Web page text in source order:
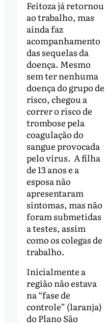
Feitoza já retornou
ao trabalho, mas
ainda faz
acompanhamento
das sequelas da
doença. Mesmo
sem ter nenhuma
doença do grupo de
risco, chegou a
correr o risco de
trombose pela
coagulação do
sangue provocada
pelo vírus. A filha
de 13 anos e a
esposa não
apresentaram
sintomas, mas não
foram submetidas
a testes, assim
como os colegas de
trabalho.
Inicialmente a
região não estava
na “fase de
controle” (laranja)
do Plano São